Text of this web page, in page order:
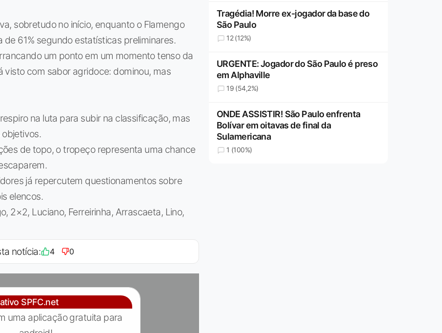
sobretudo no início, enquanto o Flamengo
61% segundo estatísticas preliminares.
um ponto em um momento tenso da
visto com sabor agridoce: dominou, mas
na luta para subir na classificação, mas
de topo, o tropeço representa uma chance
já repercutem questionamentos sobre
elencos.
2×2, Luciano, Ferreirinha, Arrascaeta, Lino,
notícia: 4 0
SPFC.net
uma aplicação gratuita para
Tragédia! Morre ex-jogador da base do
São Paulo
12 (12%)
URGENTE: Jogador do São Paulo é preso
em Alphaville
19 (54,2%)
ONDE ASSISTIR! São Paulo enfrenta
Bolívar em oitavas de final da
Sulamericana
1 (100%)